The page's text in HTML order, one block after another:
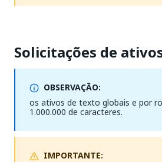
Solicitações de
OBSERVAÇÃO:
os ativos de texto globais e por
1.000.000 de caracteres.
IMPORTANTE: